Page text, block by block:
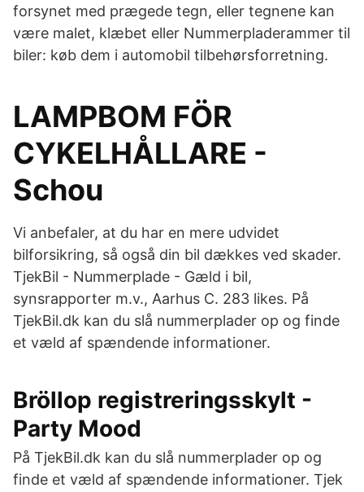
forsynet med prægede tegn, eller tegnene kan
være malet, klæbet eller Nummerpladerammer til
biler: køb dem i automobil tilbehørsforretning.
LAMPBOM FÖR
CYKELHÅLLARE -
Schou
Vi anbefaler, at du har en mere udvidet
bilforsikring, så også din bil dækkes ved skader.
TjekBil - Nummerplade - Gæld i bil,
synsrapporter m.v., Aarhus C. 283 likes. På
TjekBil.dk kan du slå nummerplader op og finde
et væld af spændende informationer.
Bröllop registreringsskylt -
Party Mood
På TjekBil.dk kan du slå nummerplader op og
finde et væld af spændende informationer. Tjek